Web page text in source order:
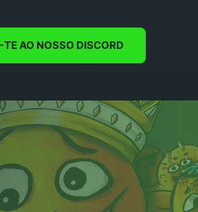
AO NOSSO DISCORD